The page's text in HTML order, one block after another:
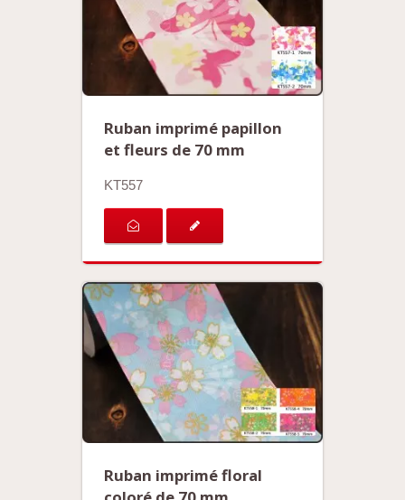
Ruban imprimé papillon
et fleurs de 70 mm
KT557
Ruban imprimé floral